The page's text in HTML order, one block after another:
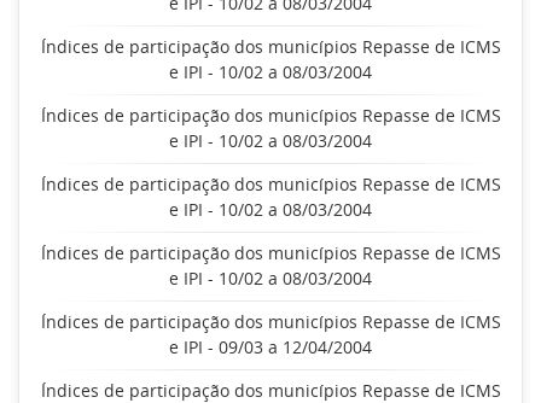
Índices de participação dos municípios Repasse de ICMS
e IPI - 10/02 a 08/03/2004
Índices de participação dos municípios Repasse de ICMS
e IPI - 10/02 a 08/03/2004
Índices de participação dos municípios Repasse de ICMS
e IPI - 10/02 a 08/03/2004
Índices de participação dos municípios Repasse de ICMS
e IPI - 10/02 a 08/03/2004
Índices de participação dos municípios Repasse de ICMS
e IPI - 09/03 a 12/04/2004
Índices de participação dos municípios Repasse de ICMS